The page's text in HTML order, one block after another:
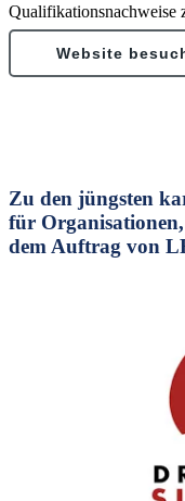
Qualifikationsnachweise
Website
Zu den jüngsten
für
dem Auftrag von